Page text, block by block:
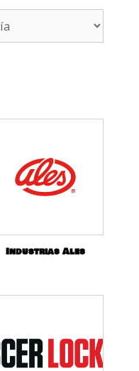
Industrias Ales